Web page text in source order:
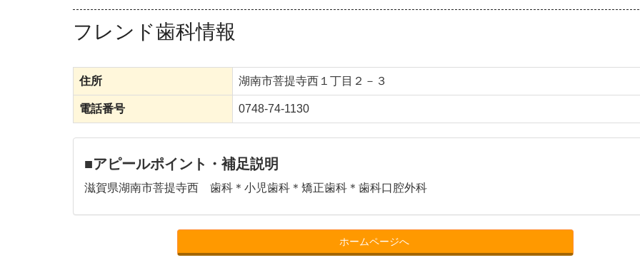
フレンド歯科情報
住所 湖南市菩提寺西１丁目２－３
電話番号 0748-74-1130
■アピールポイント・補足説明
滋賀県湖南市菩提寺西 歯科＊小児歯科＊矯正歯科＊歯科口腔外科
ホームページへ